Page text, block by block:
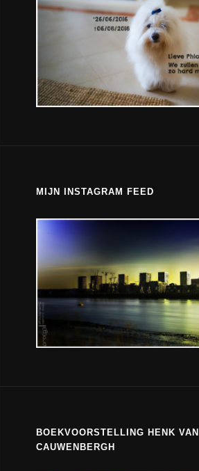
MIJN INSTAGRAM FEED
BOEKVOORSTELLING HENK VAN
CAUWENBERGH